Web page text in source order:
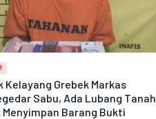
Kelayang Grebek Markas
Sabu, Ada Lubang Tanah
Menyimpan Barang Bukti